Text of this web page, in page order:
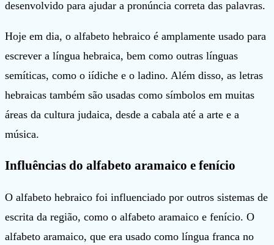
desenvolvido para ajudar a pronúncia correta das palavras.
Hoje em dia, o alfabeto hebraico é amplamente usado para
escrever a língua hebraica, bem como outras línguas
semíticas, como o iídiche e o ladino. Além disso, as letras
hebraicas também são usadas como símbolos em muitas
áreas da cultura judaica, desde a cabala até a arte e a
música.
Influências do alfabeto aramaico e fenício
O alfabeto hebraico foi influenciado por outros sistemas de
escrita da região, como o alfabeto aramaico e fenício. O
alfabeto aramaico, que era usado como língua franca no